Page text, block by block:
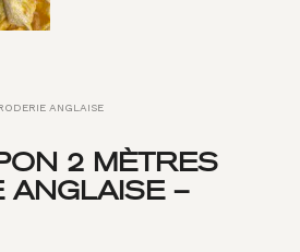
ANGLAISE
2 MÈTRES
ANGLAISE –